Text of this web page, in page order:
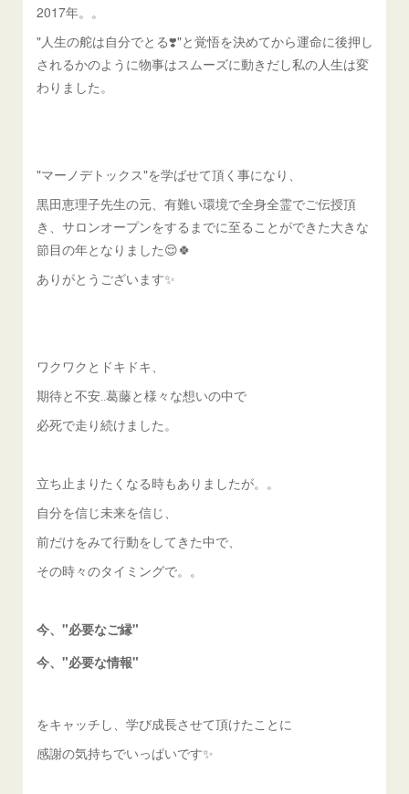
2017年。。
"人生の舵は自分でとる❣️"と覚悟を決めてから運命に後押し
されるかのように物事はスムーズに動きだし私の人生は変
わりました。
"マーノデトックス"を学ばせて頂く事になり、
黒田恵理子先生の元、有難い環境で全身全霊でご伝授頂
き、サロンオープンをするまでに至ることができた大きな
節目の年となりました😌🍀
ありがとうございます✨
ワクワクとドキドキ、
期待と不安‥葛藤と様々な想いの中で
必死で走り続けました。
立ち止まりたくなる時もありましたが。。
自分を信じ未来を信じ、
前だけをみて行動をしてきた中で、
その時々のタイミングで。。
今、"必要なご縁"
今、"必要な情報"
をキャッチし、学び成長させて頂けたことに
感謝の気持ちでいっぱいです✨